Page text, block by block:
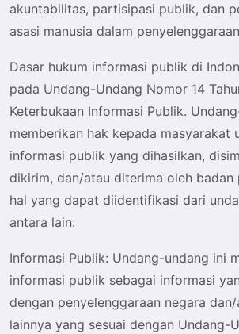
akuntabilitas, partisipasi publik, dan
asasi manusia dalam
Dasar hukum informasi publik di
pada Undang-Undang Nomor 14
Keterbukaan Informasi Publik.
memberikan hak kepada masyarakat
informasi publik yang dihasilkan,
dikirim, dan/atau diterima oleh badan
hal yang dapat diidentifikasi dari
antara lain:
Informasi Publik: Undang-undang ini
informasi publik sebagai informasi
dengan penyelenggaraan negara
lainnya yang sesuai dengan Undang-